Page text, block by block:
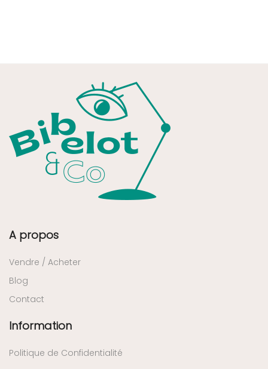
A propos
Vendre / Acheter
Blog
Contact
Information
Politique de Confidentialité